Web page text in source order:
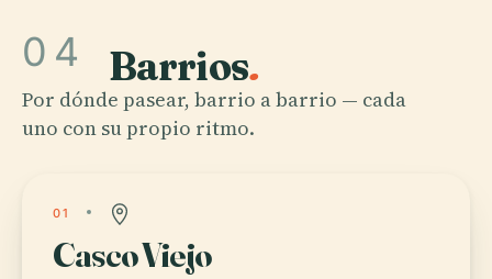
04 Barrios.
Por dónde pasear, barrio a barrio — cada
uno con su propio ritmo.
01
Casco Viejo